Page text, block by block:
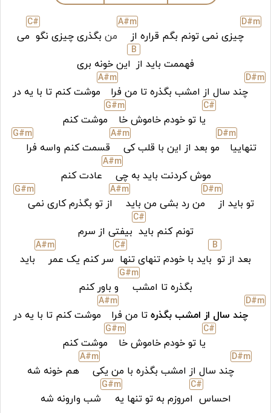
D#m
چیزی نمی تونم بگم قراره از
A#m
من بگذری چیزی نگو
C#
می
فهممت باید از
B
این خونه بری
D#m
چند سال از امشب بگذره تا من فرا
A#m
موشت کنم تا با یه در
C#
یا تو خودم خاموش خا
G#m
موشت کنم
تنهاییا
D#m
مو بعد از این با قلب کی
A#m
قسمت کنم واسه فرا
G#m
موش کردنت باید به چی
A#m
عادت کنم
تو باید از
D#m
من رد بشی من باید
A#m
از تو بگذرم کاری نمی
G#m
تونم کنم باید
C#
بیفتی از سرم
بعد از تو
B
باید با خودم تنهای تنها
C#
سر کنم یک عمر
A#m
باید
بگذره تا امشب
G#m
و باور کنم
D#m
چند سال از امشب بگذره تا من فرا
A#m
موشت کنم تا با یه در
C#
یا تو خودم خاموش خا
G#m
موشت کنم
D#m
چند سال از امشب بگذره با من یکی
A#m
هم خونه شه
احساس
C#
امروزم به تو تنها یه
G#m
شب وارونه شه